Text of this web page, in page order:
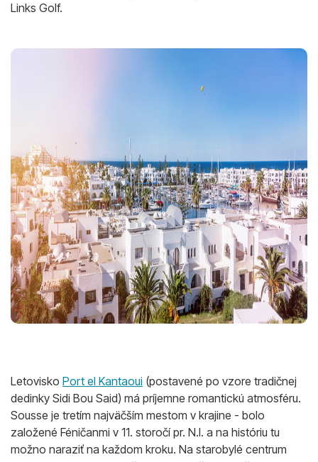
Links Golf.
Letovisko Port el Kantaoui (postavené po vzore tradičnej
dedinky Sidi Bou Said) má príjemne romantickú atmosféru.
Sousse je tretím najväčším mestom v krajine - bolo
založené Féničanmi v 11. storočí pr. N.l. a na históriu tu
možno naraziť na každom kroku. Na starobylé centrum